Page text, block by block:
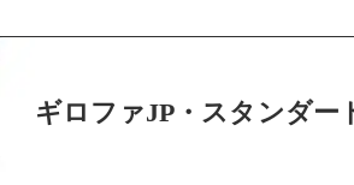
ギロファJP・スタンダー